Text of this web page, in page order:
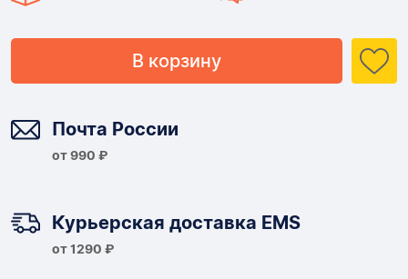
В корзину
Почта России
от 990 ₽
Курьерская доставка EMS
от 1290 ₽